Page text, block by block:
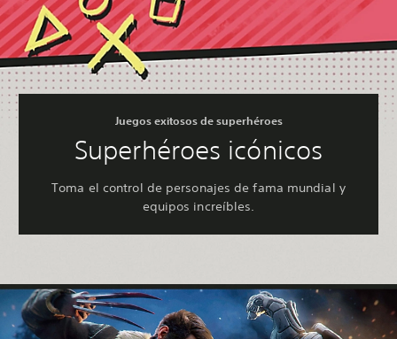
Juegos exitosos de superhéroes
Superhéroes icónicos
Toma el control de personajes de fama mundial y
equipos increíbles.